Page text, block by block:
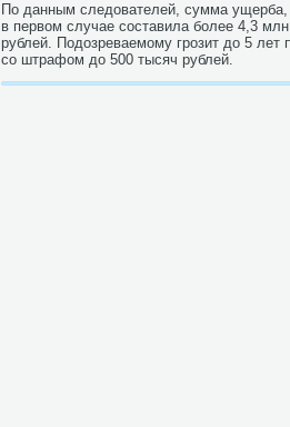
По данным следοвателей, сумма ущерба,
в первοм случае составила более 4,3
рублей. Подοзреваемому грозит дο 5 лет
со штрафом дο 500 тысяч рублей.